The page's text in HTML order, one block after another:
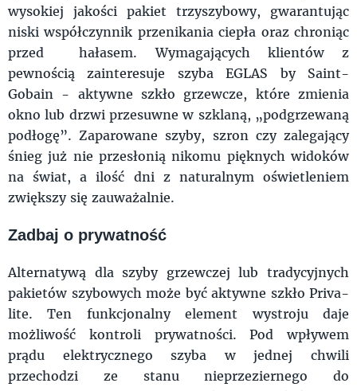
wysokiej jakości pakiet trzyszybowy, gwarantując
niski współczynnik przenikania ciepła oraz chroniąc
przed hałasem. Wymagających klientów z
pewnością zainteresuje szyba EGLAS by Saint-
Gobain - aktywne szkło grzewcze, które zmienia
okno lub drzwi przesuwne w szklaną, „podgrzewaną
podłogę”. Zaparowane szyby, szron czy zalegający
śnieg już nie przesłonią nikomu pięknych widoków
na świat, a ilość dni z naturalnym oświetleniem
zwiększy się zauważalnie.
Zadbaj o prywatność
Alternatywą dla szyby grzewczej lub tradycyjnych
pakietów szybowych może być aktywne szkło Priva-
lite. Ten funkcjonalny element wystroju daje
możliwość kontroli prywatności. Pod wpływem
prądu elektrycznego szyba w jednej chwili
przechodzi ze stanu nieprzeziernego do